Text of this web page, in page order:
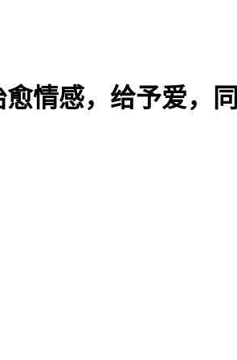
情感，给予爱，